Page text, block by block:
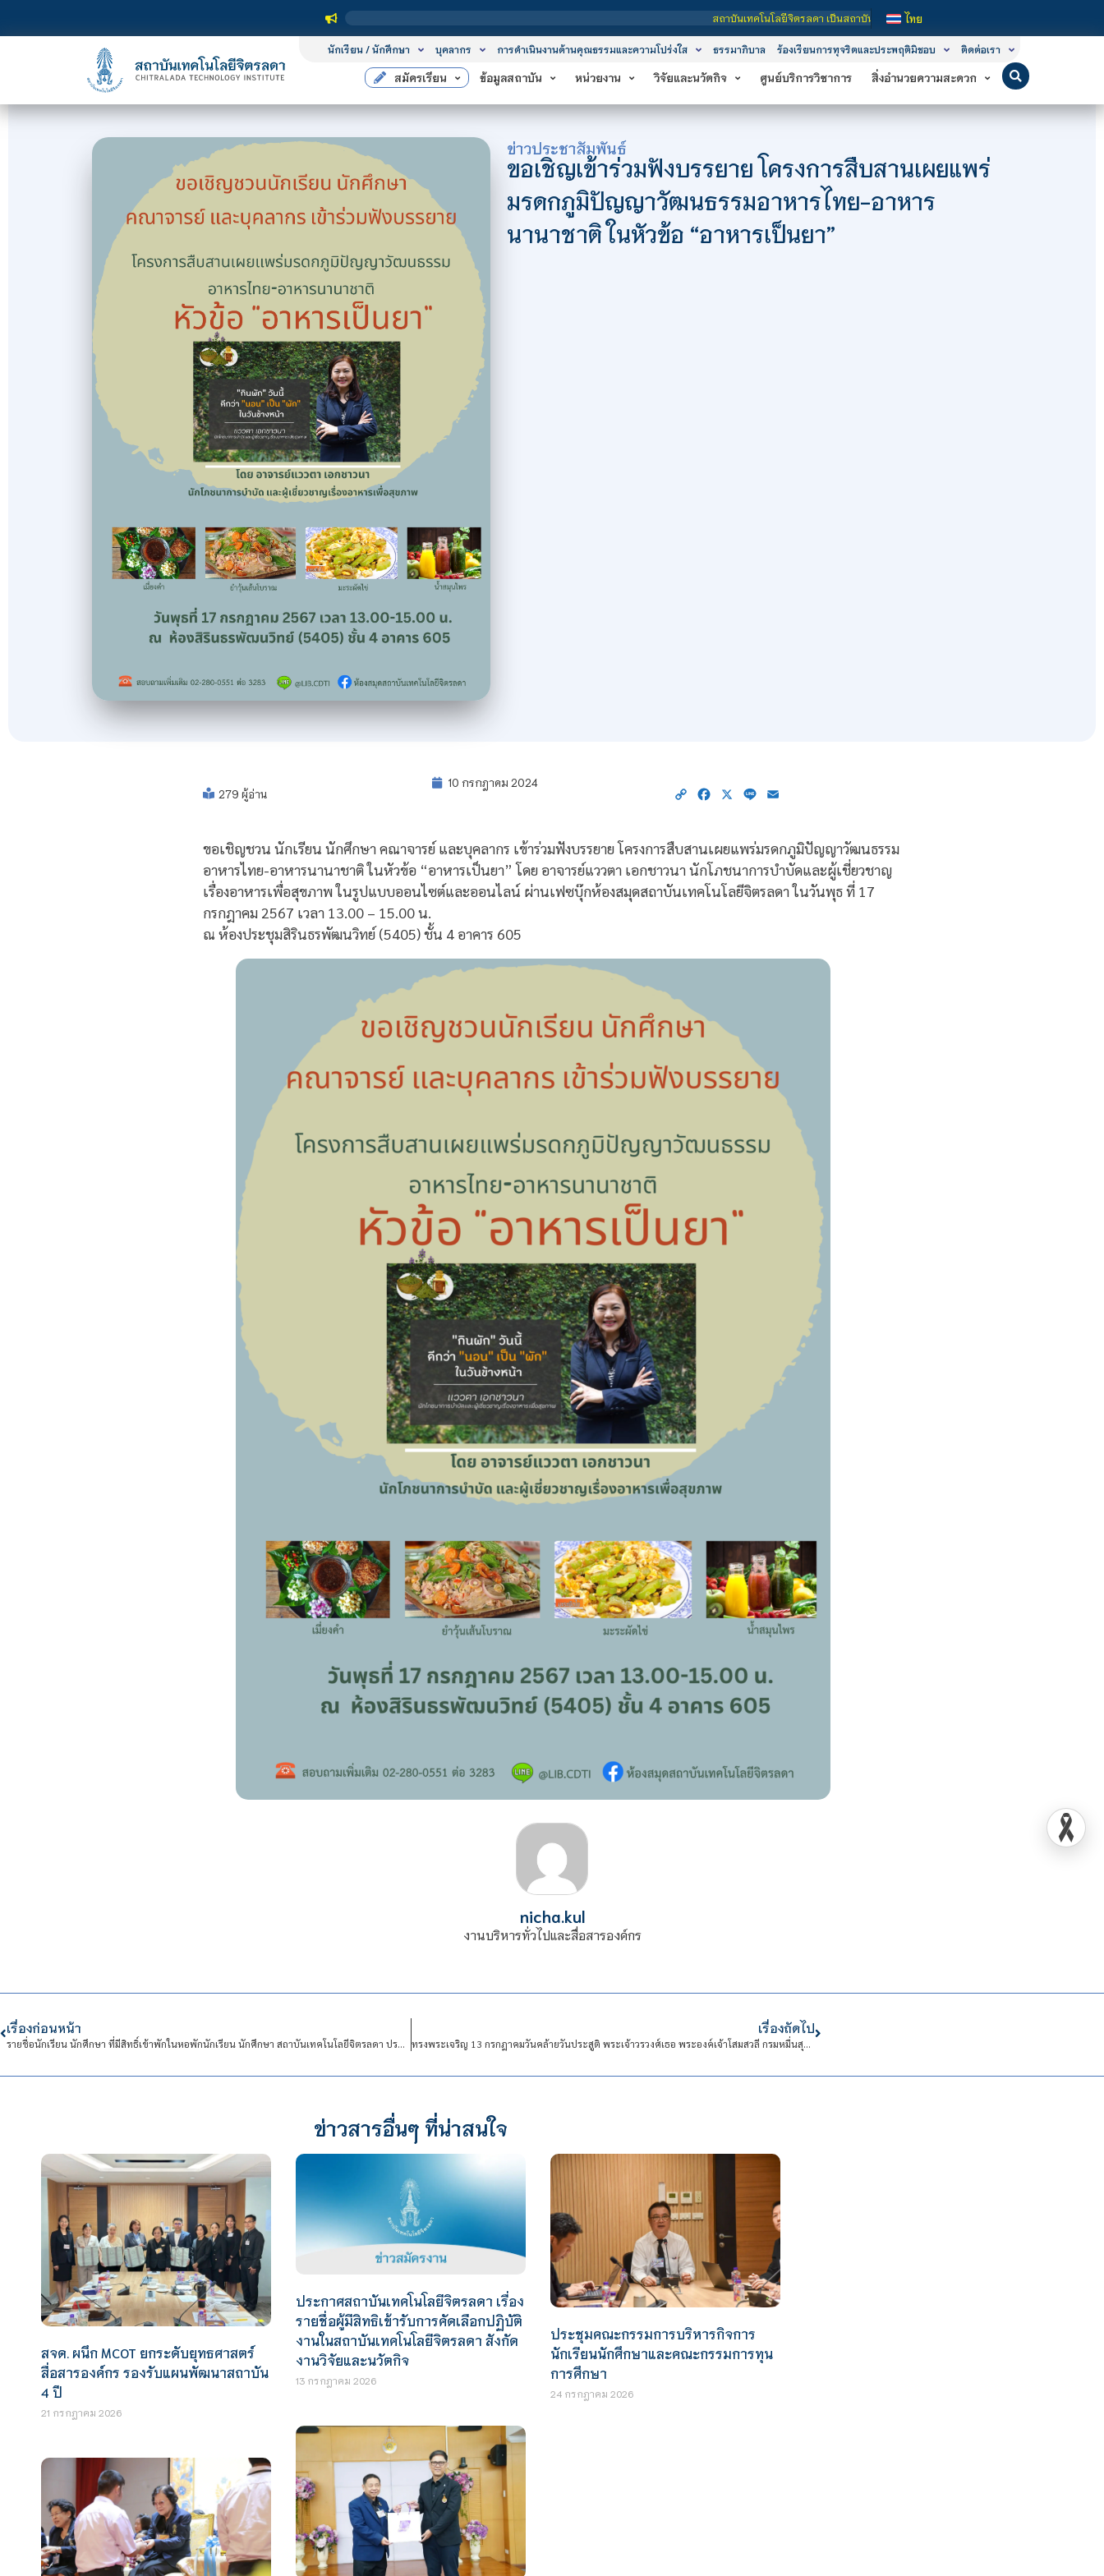
สถาบันเทคโนโลยีจิตรลดา เป็นสถาบันอุดมศึกษาในกำกับของรัฐ เปิดหลักสูตรการเรียนการสอน 3 ระดับ คือ
ไทย
นักเรียน / นักศึกษา บุคลากร การดำเนินงานด้านคุณธรรมและความโปร่งใส ธรรมาภิบาล ร้องเรียนการทุจริตและประพฤติมิชอบ ติดต่อเรา
สมัครเรียน ข้อมูลสถาบัน หน่วยงาน วิจัยและนวัตกิจ ศูนย์บริการวิชาการ สิ่งอำนวยความสะดวก
ข่าวประชาสัมพันธ์
ขอเชิญเข้าร่วมฟังบรรยาย โครงการสืบสานเผยแพร่
มรดกภูมิปัญญาวัฒนธรรมอาหารไทย-อาหาร
นานาชาติ ในหัวข้อ “อาหารเป็นยา”
279 ผู้อ่าน
10 กรกฎาคม 2024
Copy Facebook
X Line
ขอเชิญชวน นักเรียน นักศึกษา คณาจารย์ และบุคลากร เข้าร่วมฟังบรรยาย โครงการสืบสานเผยแพร่มรดกภูมิปัญญาวัฒนธรรม
อาหารไทย-อาหารนานาชาติ ในหัวข้อ “อาหารเป็นยา” โดย อาจารย์แววตา เอกชาวนา นักโภชนาการบำบัดและผู้เชี่ยวชาญ
เรื่องอาหารเพื่อสุขภาพ ในรูปแบบออนไซต์และออนไลน์ ผ่านเฟซบุ๊กห้องสมุดสถาบันเทคโนโลยีจิตรลดา ในวันพุธ ที่ 17
กรกฎาคม 2567 เวลา 13.00 – 15.00 น.
ณ ห้องประชุมสิรินธรพัฒนวิทย์ (5405) ชั้น 4 อาคาร 605
nicha.kul
งานบริหารทั่วไปและสื่อสารองค์กร
เรื่องก่อนหน้า
รายชื่อนักเรียน นักศึกษา ที่มีสิทธิ์เข้าพักในหอพักนักเรียน นักศึกษา สถาบันเทคโนโลยีจิตรลดา ประจำปีการศึกษา 2567 (เพิ่มเติม)
เรื่องถัดไป
ทรงพระเจริญ 13 กรกฎาคมวันคล้ายวันประสูติ พระเจ้าวรวงศ์เธอ พระองค์เจ้าโสมสวลี กรมหมื่นสุทธนารีนาถ
ข่าวสารอื่นๆ ที่น่าสนใจ
สจด. ผนึก MCOT ยกระดับยุทธศาสตร์
สื่อสารองค์กร รองรับแผนพัฒนาสถาบัน
4 ปี
21 กรกฎาคม 2026
ประกาศสถาบันเทคโนโลยีจิตรลดา เรื่อง
รายชื่อผู้มีสิทธิเข้ารับการคัดเลือกปฏิบัติ
งานในสถาบันเทคโนโลยีจิตรลดา สังกัด
งานวิจัยและนวัตกิจ
13 กรกฎาคม 2026
ประชุมคณะกรรมการบริหารกิจการ
นักเรียนนักศึกษาและคณะกรรมการทุน
การศึกษา
24 กรกฎาคม 2026